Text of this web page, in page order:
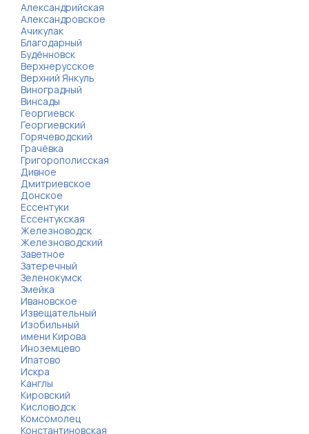
Александрийская
Александровское
Ачикулак
Благодарный
Будённовск
Верхнерусское
Верхний Янкуль
Виноградный
Винсады
Георгиевск
Георгиевский
Горячеводский
Грачёвка
Григорополисская
Дивное
Дмитриевское
Донское
Ессентуки
Ессентукская
Железноводск
Железноводский
Заветное
Затеречный
Зеленокумск
Змейка
Ивановское
Извещательный
Изобильный
имени Кирова
Иноземцево
Ипатово
Искра
Канглы
Кировский
Кисловодск
Комсомолец
Константиновская